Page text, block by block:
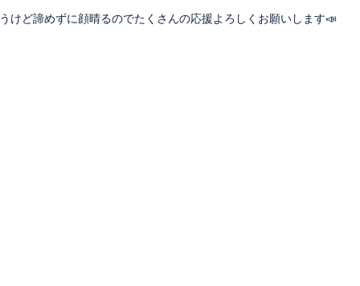
けど諦めずに顔晴るのでたくさんの応援よろしくお願いします📣